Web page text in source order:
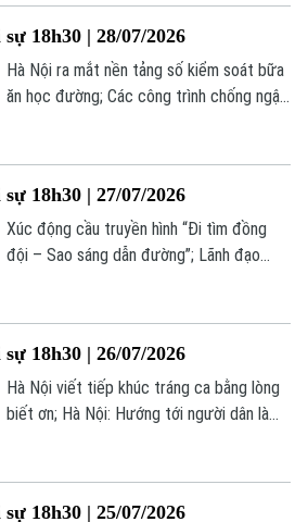
để gọi)
Tòa soạn
0865.116.699
là những nội dung chính trong chương
trình hôm nay.
18h30 | 28/07/2026
Hà Nội ra mắt nền tảng số kiểm soát bữa
ăn học đường; Các công trình chống ngập
chính trong chương trình hôm nay.
18h30 | 27/07/2026
Xúc động cầu truyền hình “Đi tìm đồng
đội – Sao sáng dẫn đường”; Lãnh đạo
anh... là những nội dung chính trong
chương trình hôm nay.
18h30 | 26/07/2026
Hà Nội viết tiếp khúc tráng ca bằng lòng
biết ơn; Hà Nội: Hướng tới người dân là
18h30 | 25/07/2026